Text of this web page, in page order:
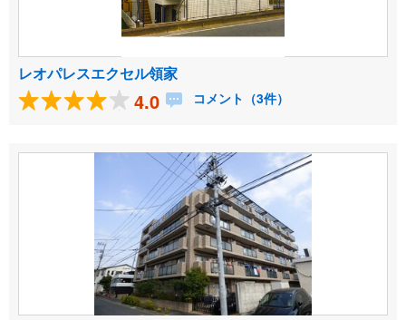
レオパレスエクセル領家
4.0 コメント（3件）